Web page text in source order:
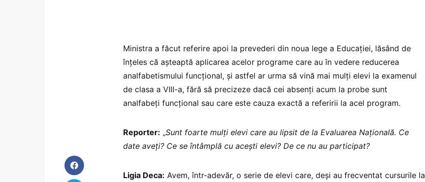
Ministra a făcut referire apoi la prevederi din noua lege a Educației, lăsând de
înțeles că așteaptă aplicarea acelor programe care au în vedere reducerea
analfabetismului funcțional, și astfel ar urma să vină mai mulți elevi la examenul
de clasa a VIII-a, fără să precizeze dacă cei absenți acum la probe sunt
analfabeți funcțional sau care este cauza exactă a referirii la acel program.
Reporter: „Sunt foarte mulți elevi care au lipsit de la Evaluarea Națională. Ce
date aveți? Ce se întâmplă cu acești elevi? De ce nu au participat?
Ligia Deca: Avem, într-adevăr, o serie de elevi care, deși au frecventat cursurile la